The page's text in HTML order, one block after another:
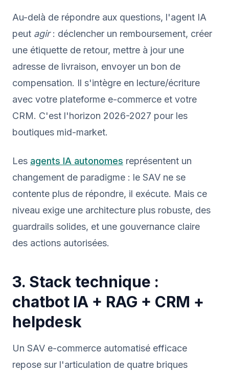
Au-delà de répondre aux questions, l'agent IA
peut agir: déclencher un remboursement, créer
une étiquette de retour, mettre à jour une
adresse de livraison, envoyer un bon de
compensation. Il s'intègre en lecture/écriture
avec votre plateforme e-commerce et votre
CRM. C'est l'horizon 2026-2027 pour les
boutiques mid-market.
Les agents IA autonomes représentent un
changement de paradigme : le SAV ne se
contente plus de répondre, il exécute. Mais ce
niveau exige une architecture plus robuste, des
guardrails solides, et une gouvernance claire
des actions autorisées.
3. Stack technique :
chatbot IA + RAG + CRM +
helpdesk
Un SAV e-commerce automatisé efficace
repose sur l'articulation de quatre briques